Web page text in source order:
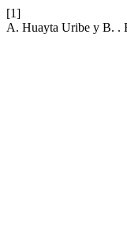
[1]
A. Huayta Uribe y B. .